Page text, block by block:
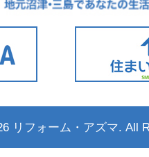
リフォーム・アズマ. All